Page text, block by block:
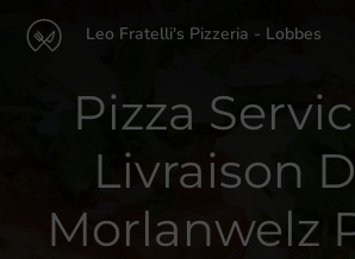
Leo Fratelli's Pizzeria - Lobbes
Pizza
Livraison
Morlanwelz